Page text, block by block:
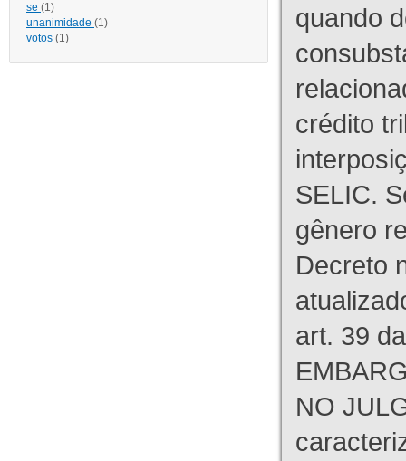
se (1)
unanimidade (1)
votos (1)
quando
crédito
SELIC.
gênero
Decreto
art. 39
NO